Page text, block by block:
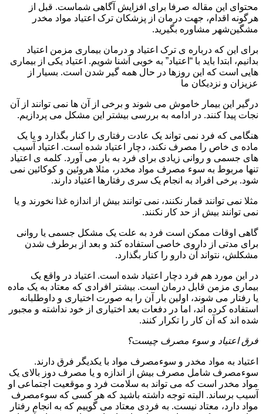
محتوای این مقاله صرفا برای افزایش آگاهی شماست. قبل از
هرگونه اقدام، جهت درمان از پزشکان ترک اعتیاد مواد مخدر
مشگین‌شهر مشاوره بگیرید.
برای این که درباره ی ترک اعتیاد و درمان بیماری مزمن اعتیاد
بدانیم، ابتدا باید با “اعتیاد” به خوبی آشنا شویم. اعتیاد یکی از بیماری
هایی است که این روزها در حال همه گیر شدن است. بسیار از
عزیزان و نزدیکان ما
درگیر این بیمار خاموش می شوند و برخی از آن ها نمی توانند از آن
نجات پیدا کنند. در ادامه به بررسی بیشتر این مشکل می پردازیم.
هنگامی که فرد نمی تواند یک عادت رفتاری را کنار بگذارد و یا یک
ماده ی خاص را مصرف نکند، دچار اعتیاد شده است. اعتیاد آسیب
های جسمی و روانی زیادی برای فرد به بار می آورد. کلمه ی اعتیاد
تنها مربوط به سوء مصرف مواد مخدر، مثلا هروئین و کوکائین نمی
شود. برخی افراد به انجام یک سری رفتارها اعتیاد دارند.
مثلا نمی توانند قمار نکنند، نمی توانند بیش از اندازه غذا نخورند و یا
نمی توانند بیش از حد کار نکنند.
گاهی اوقات ممکن است فرد به علت یک مشکل جسمی یا روانی
برای مدتی از داروی خاصی استفاده کند و بعد از برطرف شدن
مشکلش، نتواند آن دارو را کنار بگذارد.
در این مورد هم فرد دچار اعتیاد شده است. اعتیاد در واقع یک
بیماری مزمن قابل درمان است. بیشتر افرادی که معتاد به یک ماده
یا رفتار می شوند، اولین بار آن را به صورت اختیاری و داوطلبانه
استفاده کرده اند، اما در دفعات بعد اختیاری از خود نداشته و مجبور
شده اند که آن کار را تکرار کنند.
فرق اعتیاد و سوء مصرف چیست؟
اعتیاد به مواد مخدر و سوءمصرف مواد با یکدیگر فرق دارند.
سوءمصرف شامل مصرف بیش از اندازه و یا مصرف دوز بالای یک
مواد مخدر است که می تواند به سلامت فرد و موقعیت اجتماعی او
آسیب برساند. البته توجه داشته باشید که هر کسی که سوءمصرف
مواد دارد، معتاد نیست. به فردی معتاد می گوییم که به انجام رفتار